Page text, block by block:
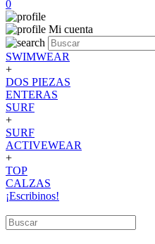
0
Mi cuenta
SWIMWEAR
+
DOS PIEZAS
ENTERAS
SURF
+
SURF
ACTIVEWEAR
+
TOP
CALZAS
¡Escribinos!